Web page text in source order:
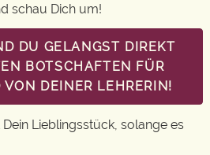
schau Dich um!
DU GELANGST DIREKT
BOTSCHAFTEN FÜR
VON DEINER LEHRERIN!
Lieblingsstück, solange es